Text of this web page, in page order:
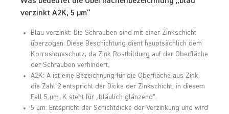
verzinkt A2K, 5 µm“
Blau verzinkt: Die Schrauben sind mit einer Zinkschicht
überzogen. Diese Beschichtung dient hauptsächlich dem
Korrosionsschutz, da Zink Rostbildung auf der Oberfläche
der Schrauben verhindert.
A2K: A ist eine Bezeichnung für die Oberfläche aus Zink,
die Zahl 2 entspricht der Dicke der Zinkschicht, in diesem
Fall 5 µm. K steht für „bläulich glänzend“.
5 µm: Entspricht der Schichtdicke der Verzinkung und wird